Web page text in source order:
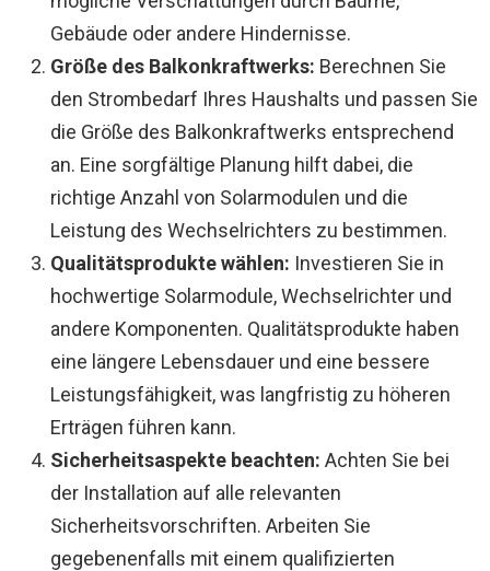
Gebäude oder andere Hindernisse.
Größe des Balkonkraftwerks: Berechnen Sie
den Strombedarf Ihres Haushalts und passen Sie
die Größe des Balkonkraftwerks entsprechend
an. Eine sorgfältige Planung hilft dabei, die
richtige Anzahl von Solarmodulen und die
Leistung des Wechselrichters zu bestimmen.
Qualitätsprodukte wählen: Investieren Sie in
hochwertige Solarmodule, Wechselrichter und
andere Komponenten. Qualitätsprodukte haben
eine längere Lebensdauer und eine bessere
Leistungsfähigkeit, was langfristig zu höheren
Erträgen führen kann.
Sicherheitsaspekte beachten: Achten Sie bei
der Installation auf alle relevanten
Sicherheitsvorschriften. Arbeiten Sie
gegebenenfalls mit einem qualifizierten